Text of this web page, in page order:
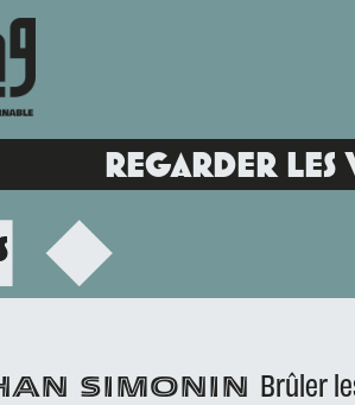
REGARDER LES
SIMONIN Brûler